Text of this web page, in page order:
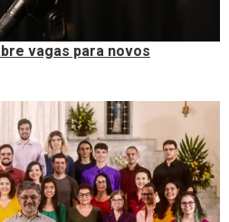
vagas para novos